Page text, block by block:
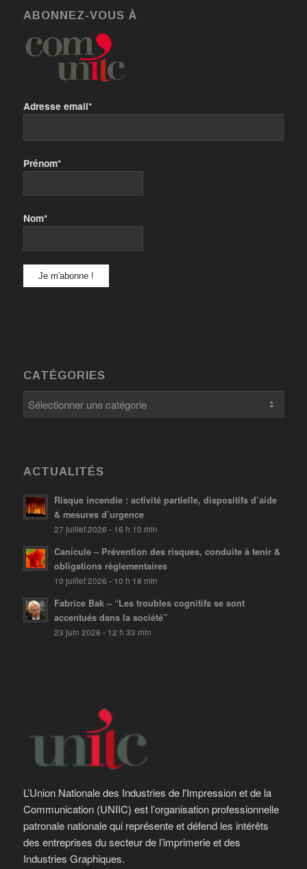
ABONNEZ-VOUS À
Adresse email*
Prénom*
Nom*
CATÉGORIES
Catégories
ACTUALITÉS
Risque incendie : activité partielle, dispositifs d’aide
& mesures d’urgence
27 juillet 2026 - 16 h 10 min
Canicule – Prévention des risques, conduite à tenir &
obligations règlementaires
10 juillet 2026 - 10 h 18 min
Fabrice Bak – “Les troubles cognitifs se sont
accentués dans la société”
23 juin 2026 - 12 h 33 min
L’Union Nationale des Industries de l'Impression et de la
Communication (UNIIC) est l’organisation professionnelle
patronale nationale qui représente et défend les intérêts
des entreprises du secteur de l’imprimerie et des
Industries Graphiques.